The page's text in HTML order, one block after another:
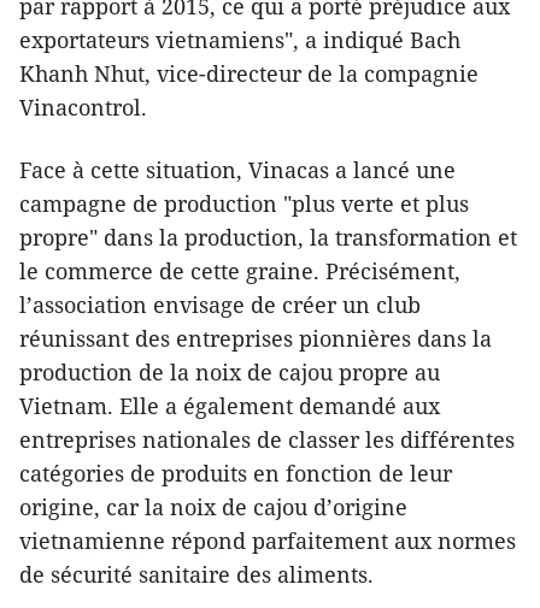
par rapport à 2015, ​ce qui a porté préjudice aux
exportateurs vietnamiens", a indiqué Bach
Khanh Nhut, vice-directeur de la compagnie
Vinacontrol.
Face à cette situation, Vinacas a lancé une
campagne de production "plus verte et plus
propre" dans la production, la transformation et
le commerce de cette graine. Précisément,
l’association envisage de créer un club
réunissant des entreprises pionnières dans la
production de la noix de cajou propre au
Vietnam. Elle a également demandé aux
entreprises nationales de classer les différentes
catégories de produits en fonction de leur
origine, car la noix de cajou d’origine
vietnamienne répond parfaitement aux normes
de sécurité sanitaire des aliments.